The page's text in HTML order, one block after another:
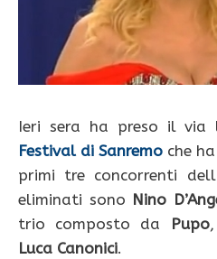
Ieri sera ha preso il
Festival di Sanremo che
primi tre concorrenti
eliminati sono Nino
trio composto da
Pupo,
Luca Canonici.